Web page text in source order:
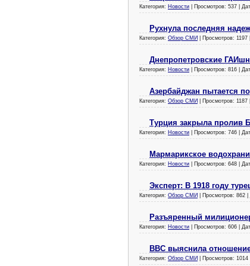
Категория: Новости | Просмотров: 537 |
Рухнула последняя
Категория: Обзор СМИ | Просмотров: 1197
Днепропетровские
Категория: Новости | Просмотров: 816 |
Азербайджан пытается
Категория: Обзор СМИ | Просмотров: 1187
Турция закрыла пролив
Категория: Новости | Просмотров: 746 |
Мармарикское
Категория: Новости | Просмотров: 648 |
Эксперт: В 1918 году
Категория: Обзор СМИ | Просмотров: 862 |
Разъяренный
Категория: Новости | Просмотров: 606 |
BBC выяснила
Категория: Обзор СМИ | Просмотров: 1014